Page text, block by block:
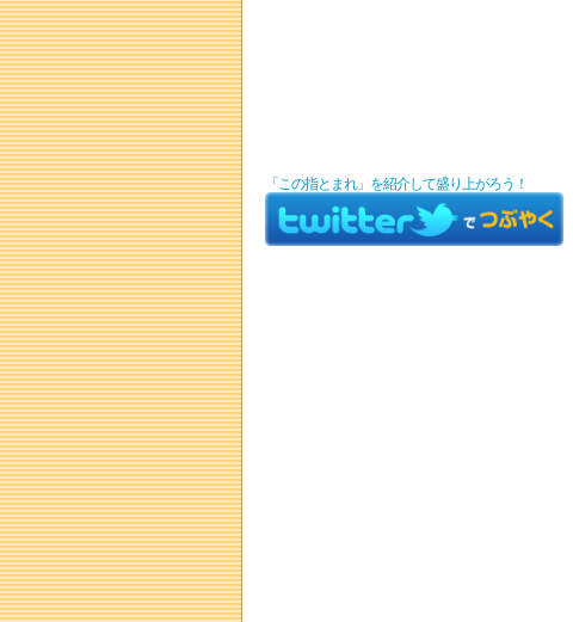
「この指とまれ」を紹介して盛り上がろう！